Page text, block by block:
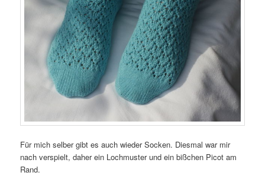
Für mich selber gibt es auch wieder Socken. Diesmal war mir
nach verspielt, daher ein Lochmuster und ein bißchen Picot am
Rand.